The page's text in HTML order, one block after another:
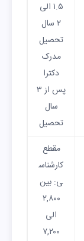
۱.۵ الی
۲ سال
تحصیل
مدرک
دکترا
پس از ۳
سال
تحصیل
مقطع
کارشناس
ی: بین
۲,۸۰۰
الی
۷,۲۰۰